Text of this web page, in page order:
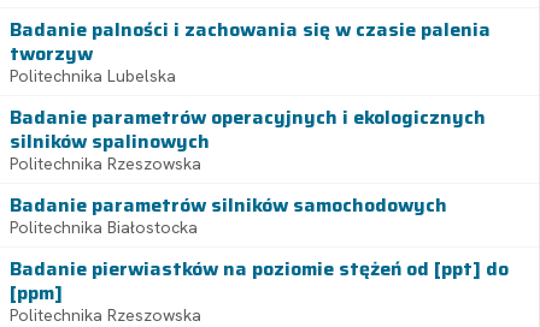
Badanie palności i zachowania się w czasie palenia
tworzyw
Politechnika Lubelska
Badanie parametrów operacyjnych i ekologicznych
silników spalinowych
Politechnika Rzeszowska
Badanie parametrów silników samochodowych
Politechnika Białostocka
Badanie pierwiastków na poziomie stężeń od [ppt] do
[ppm]
Politechnika Rzeszowska